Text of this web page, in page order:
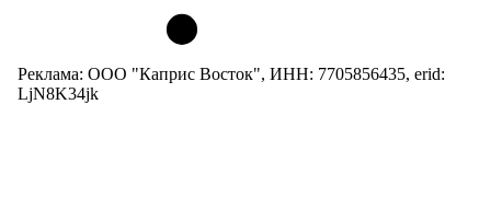
Реклама: ООО "Каприс Восток", ИНН: 7705856435, erid:
LjN8K34jk